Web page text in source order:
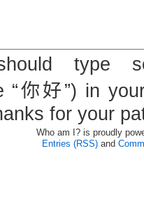
type
“你好”) in
for your
Who am I? is proudly
Entries (RSS) and